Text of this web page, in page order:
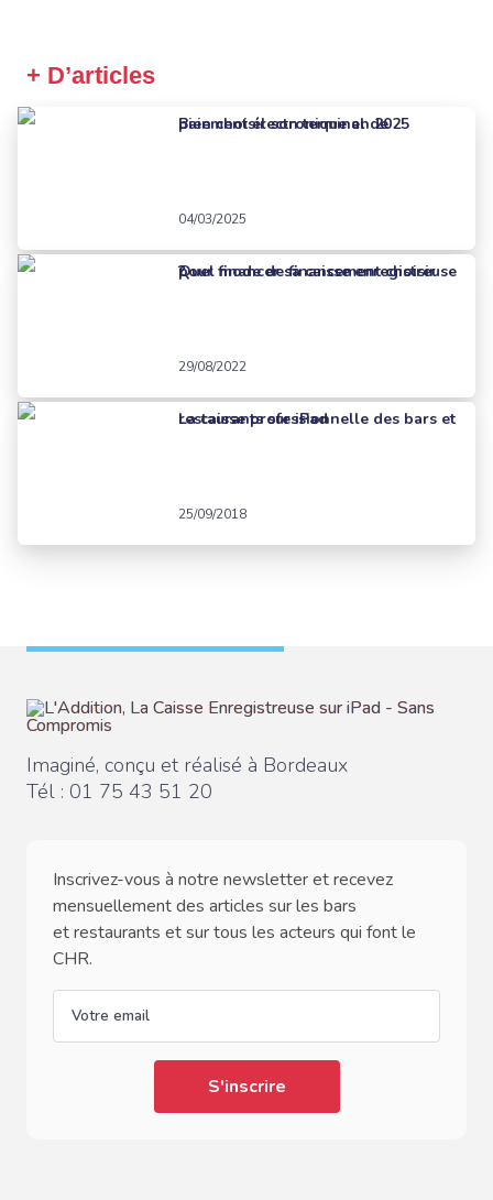
+ D’articles
Bien choisir son terminal de paiement électronique en 2025
04/03/2025
Quel mode de financement choisir pour financer sa caisse enregistreuse ?
29/08/2022
La caisse professionnelle des bars et restaurants sur iPad
25/09/2018
Imaginé, conçu et réalisé à Bordeaux
Tél : 01 75 43 51 20
Inscrivez-vous à notre newsletter et recevez
mensuellement des articles sur les bars
et restaurants et sur tous les acteurs qui font le
CHR.